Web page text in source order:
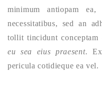
minimum antiopam
necessitatibus, sed an
tollit tincidunt conceptam
eu sea eius praesent.
pericula cotidieque ea vel.